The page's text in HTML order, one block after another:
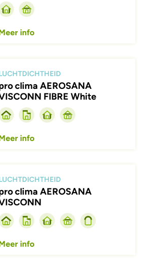
info
clima AEROSANA
FIBRE White
info
clima AEROSANA
info